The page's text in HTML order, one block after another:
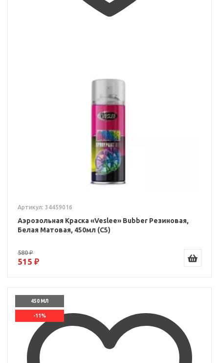
Артикул: 34459016
Аэрозольная Краска «Veslee» Bubber Резиновая,
Белая Матовая, 450мл (C5)
580 ₽
515 ₽
450 МЛ
-11%